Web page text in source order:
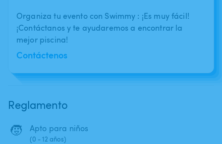
Organiza tu evento con Swimmy : ¡Es muy fácil!
¡Contáctanos y te ayudaremos a encontrar la
mejor piscina!
Contáctenos
Reglamento
🧒 Apto para niños
(0 - 12 años)